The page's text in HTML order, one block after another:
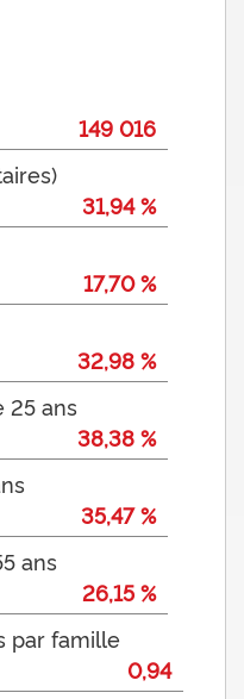
149 016
31,94 %
17,70 %
32,98 %
25 ans
38,38 %
35,47 %
ans
26,15 %
par famille
0,94